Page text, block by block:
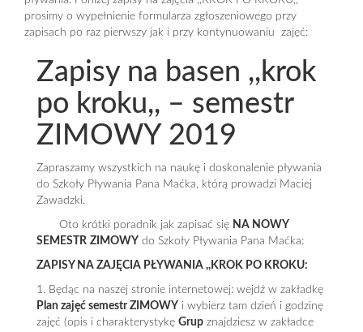
prosimy o wypełnienie formularza zgłoszeniowego przy
zapisach po raz pierwszy jak i przy kontynuowaniu zajęć:
Zapisy na basen ,,krok
po kroku,, – semestr
ZIMOWY 2019
Zapraszamy wszystkich na naukę i doskonalenie pływania
do Szkoły Pływania Pana Maćka, którą prowadzi Maciej
Zawadzki.
Oto krótki poradnik jak zapisać się NA NOWY
SEMESTR ZIMOWY do Szkoły Pływania Pana Maćka:
ZAPISY NA ZAJĘCIA PŁYWANIA ,,KROK PO KROKU:
1. Będąc na naszej stronie internetowej: wejdź w zakładkę
Plan zajęć semestr ZIMOWY i wybierz tam dzień i godzinę
zajęć (opis i charakterystykę Grup znajdziesz w zakładce